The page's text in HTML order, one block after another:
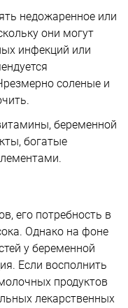
недожаренное или
они могут
инфекций или
соленые и
беременной
богатые
его потребность в
Однако на фоне
у беременной
Если восполнить
продуктов
лекарственных